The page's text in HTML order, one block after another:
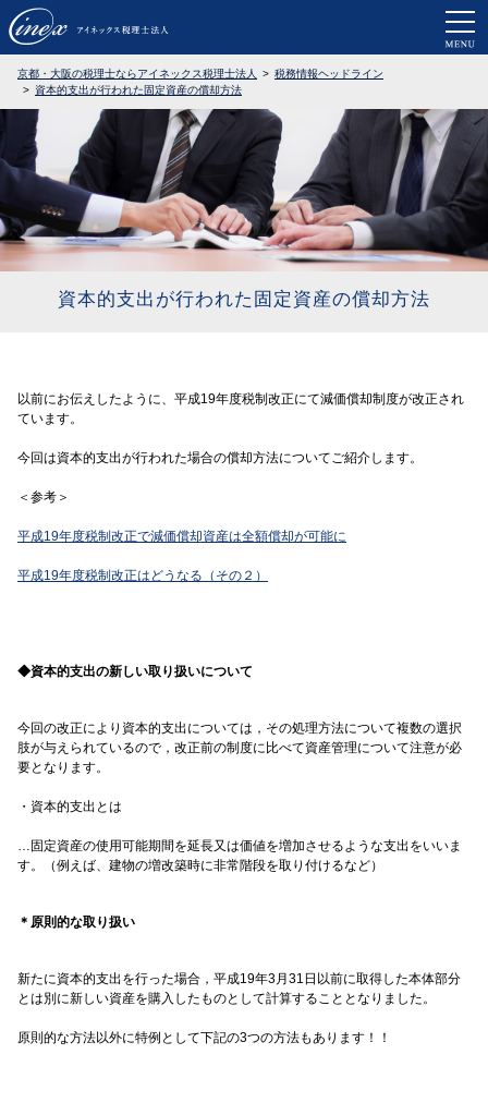
京都・大阪で税務調査に強い税理士な
京都・大阪の税理士ならアイネックス税理士法人
税務情報ヘッドライン
資本的支出が行われた固定資産の償却方法
資本的支出が行われた固定資産の償却方法
以前にお伝えしたように、平成19年度税制改正にて減価償却制度が改正され
ています。
今回は資本的支出が行われた場合の償却方法についてご紹介します。
＜参考＞
平成19年度税制改正で減価償却資産は全額償却が可能に
平成19年度税制改正はどうなる（その２）
◆資本的支出の新しい取り扱いについて
今回の改正により資本的支出については，その処理方法について複数の選択
肢が与えられているので，改正前の制度に比べて資産管理について注意が必
要となります。
・資本的支出とは
…固定資産の使用可能期間を延長又は価値を増加させるような支出をいいま
す。（例えば、建物の増改築時に非常階段を取り付けるなど）
＊原則的な取り扱い
新たに資本的支出を行った場合，平成19年3月31日以前に取得した本体部分
とは別に新しい資産を購入したものとして計算することとなりました。
原則的な方法以外に特例として下記の3つの方法もあります！！